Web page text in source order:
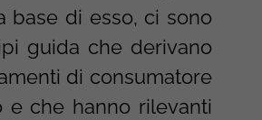
base di esso, ci sono
guida che derivano
di consumatore
e che hanno rilevanti